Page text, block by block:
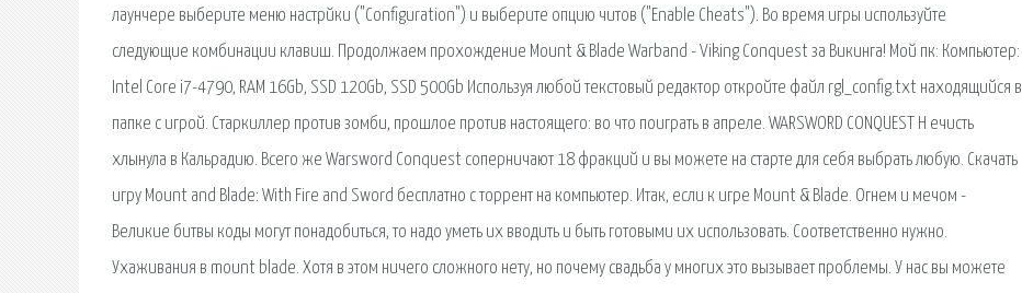
лаунчере выберите меню настрйки ("Configuration") и выберите опцию читов ("Enable Cheats"). Во время игры используйте
следующие комбинации клавиш. Продолжаем прохождение Mount & Blade Warband - Viking Conquest за Викинга! Мой пк: Компьютер:
Intel Core i7-4790, RAM 16Gb, SSD 120Gb, SSD 500Gb Используя любой текстовый редактор откройте файл rgl_config.txt находящийся в
папке с игрой. Старкиллер против зомби, прошлое против настоящего: во что поиграть в апреле. WARSWORD CONQUEST Н ечисть
хлынула в Кальрадию. Всего же Warsword Conquest соперничают 18 фракций и вы можете на старте для себя выбрать любую. Скачать
игру Mount and Blade: With Fire and Sword бесплатно c торрент на компьютер. Итак, если к игре Mount & Blade. Огнем и мечом -
Великие битвы коды могут понадобиться, то надо уметь их вводить и быть готовыми их использовать. Соответственно нужно.
Ухаживания в mount blade. Хотя в этом ничего сложного нету, но почему свадьба у многих это вызывает проблемы. У нас вы можете